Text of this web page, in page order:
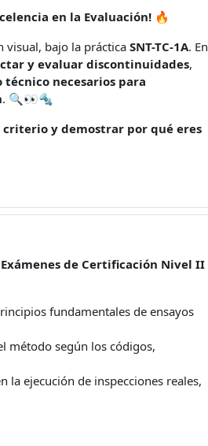
en la Evaluación! 🔥
visual, bajo la prácticaSNT-TC-1A. En
y evaluar discontinuidades,
necesarios para
. 🔍👀🔩
criterio y demostrar por qué eres
de Certificación Nivel II
fundamentales de ensayos
método según los códigos,
la ejecución de inspecciones reales,